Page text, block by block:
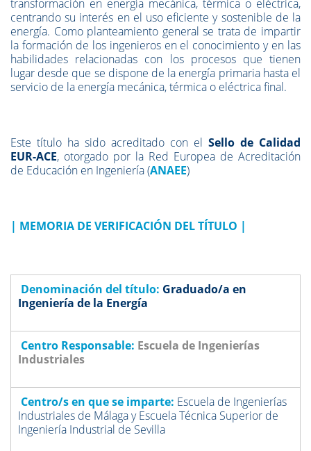
transformación en energía mecánica, térmica o eléctrica,
centrando su interés en el uso eficiente y sostenible de la
energía. Como planteamiento general se trata de impartir
la formación de los ingenieros en el conocimiento y en las
habilidades relacionadas con los procesos que tienen
lugar desde que se dispone de la energía primaria hasta el
servicio de la energía mecánica, térmica o eléctrica final.
Este título ha sido acreditado con el Sello de Calidad
EUR-ACE, otorgado por la Red Europea de Acreditación
de Educación en Ingeniería (ANAEE)
| MEMORIA DE VERIFICACIÓN DEL TÍTULO |
Denominación del título: Graduado/a en
Ingeniería de la Energía
Centro Responsable: Escuela de Ingenierías
Industriales
Centro/s en que se imparte: Escuela de Ingenierías
Industriales de Málaga y Escuela Técnica Superior de
Ingeniería Industrial de Sevilla